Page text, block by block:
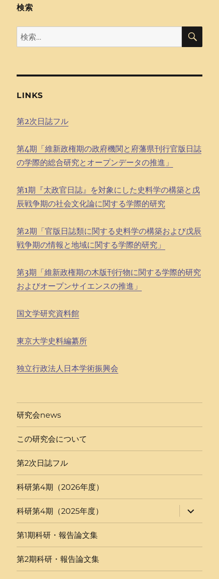
検索
検
索:
検
LINKS
第2次日誌フル
第4期「維新政権期の政府機関と府藩県刊行官版日誌
の学際的総合研究とオープンデータの推進」
第1期『太政官日誌』を対象にした史料学の構築と戊
辰戦争期の社会文化論に関する学際的研究
第2期「官版日誌類に関する史料学の構築および戊辰
戦争期の情報と地域に関する学際的研究」
第3期「維新政権期の木版刊行物に関する学際的研究
およびオープンサイエンスの推進」
国文学研究資料館
東京大学史料編纂所
独立行政法人日本学術振興会
研究会news
この研究会について
第2次日誌フル
科研第4期（2026年度）
科研第4期（2025年度）
サ
ブ
メ
ー
開
第1期科研・報告論文集
第2期科研・報告論文集